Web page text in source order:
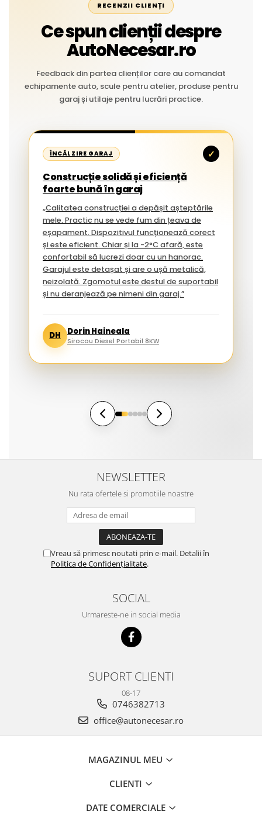
RECENZII CLIENȚI
Ce spun clienții despre
AutoNecesar.ro
Feedback din partea clienților care au comandat
echipamente auto, scule pentru atelier, produse pentru
garaj și utilaje pentru lucrări practice.
ÎNCĂLZIRE GARAJ ✓
Construcție solidă și eficiență
foarte bună în garaj
„Calitatea construcției a depășit așteptările
mele. Practic nu se vede fum din țeava de
eșapament. Dispozitivul funcționează corect
și este eficient. Chiar și la -2°C afară, este
confortabil să lucrezi doar cu un hanorac.
Garajul este detașat și are o ușă metalică,
neizolată. Zgomotul este destul de suportabil
și nu deranjează pe nimeni din garaj.”
DH Dorin Haineala
Sirocou Diesel Portabil 8KW
NEWSLETTER
Nu rata ofertele si promotiile noastre
Vreau să primesc noutati prin e-mail. Detalii în
Politica de Confidențialitate.
SOCIAL
Urmareste-ne in social media
SUPORT CLIENTI
08-17
0746382713
office@autonecesar.ro
MAGAZINUL MEU
CLIENTI
DATE COMERCIALE